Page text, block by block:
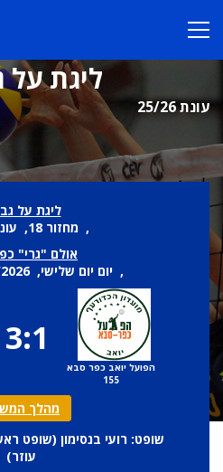
ליגת על
עונת 25/26
ליגת על
, מחזור 18, עונת 25/26
אולם "גרי"
, יום יום שלישי, 17/03/2026, 19:00
הפועל יואב כפר סבא
155
3:1
מהלך
שופט: רועי בנסימון (שופט
עוזר)